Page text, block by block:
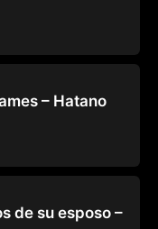
– Hatano
de su esposo –